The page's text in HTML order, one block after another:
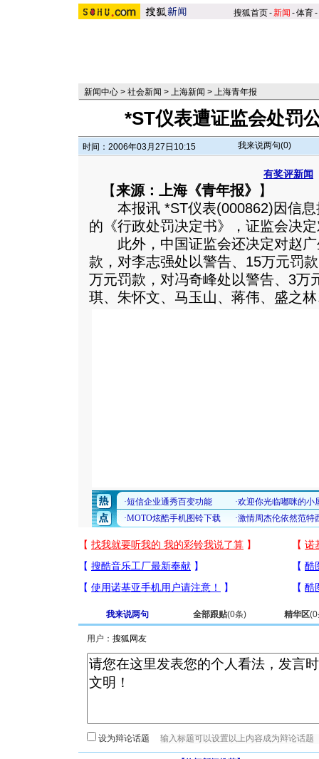
搜狐首页-新闻 -体育-
新闻中心 > 社会新闻 > 上海新闻 > 上海青年报
*ST仪表遭证监会处罚
时间：2006年03月27日10:15 我来说两句(0)
有奖评新闻
【来源：上海《青年报》 】
本报讯 *ST仪表(000862)因信息
的《行政处罚决定书》，证监会决
此外，中国证监会还决定对赵广
款，对李志强处以警告、15万元罚
万元罚款，对冯奇峰处以警告、3万
琪、朱怀文、马玉山、蒋伟、盛之
我来说两句 全部跟贴(0条) 精华区(0
用户：
设为辩论话题